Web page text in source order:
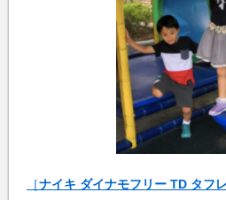
［ナイキ ダイナモフリー TD タフ